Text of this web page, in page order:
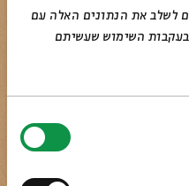
לשלב את הנתונים האלה עם
השימוש שעשיתם